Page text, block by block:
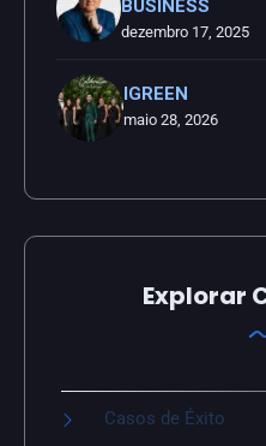
BUSINESS
dezembro 17, 2025
IGREEN
maio 28, 2026
Explorar
Casos de Éxito